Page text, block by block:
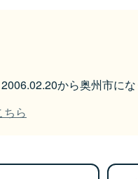
から奥州市に
ら